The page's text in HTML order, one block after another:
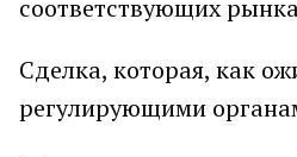
соответствующих
Сделка, которая, как
регулирующими